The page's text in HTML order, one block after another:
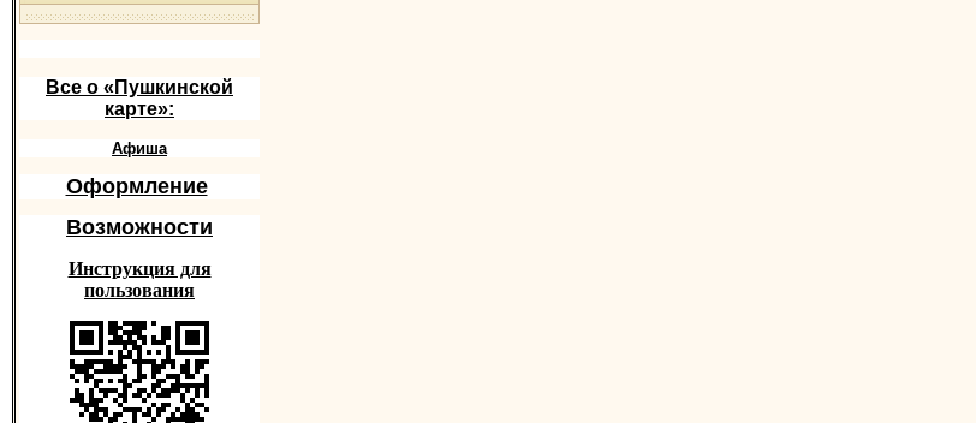
Все о «Пушкинской
карте»:
Афиша
Оформление
Возможности
Инструкция для
пользования